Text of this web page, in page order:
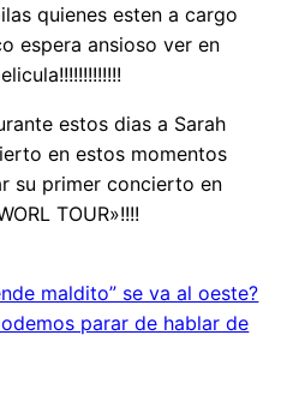
quienes esten a cargo
espera ansioso ver en
estos dias a Sarah
en estos momentos
su primer concierto en
TOUR»!!!!
maldito” se va al oeste?
parar de hablar de